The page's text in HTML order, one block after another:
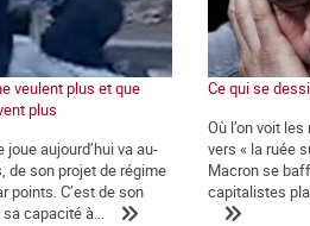
veulent plus et que
plus
aujourd’hui va au-
de son projet de régime
points. C’est de son
capacité à...
Ce qui se
Où l’on voit
vers « la ruée
Macron se
capitalistes